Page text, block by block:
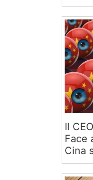
Il
Face
Cina